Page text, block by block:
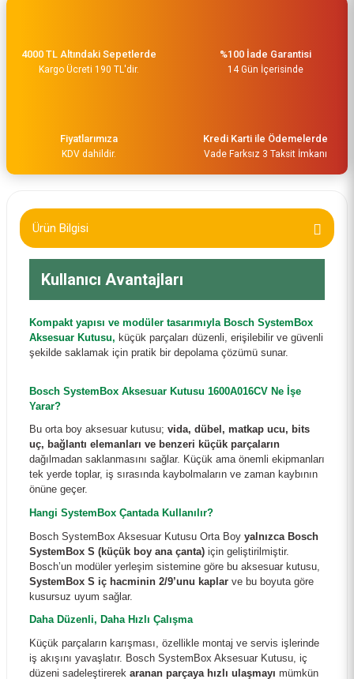
4000 TL Altındaki Sepetlerde
Kargo Ücreti 190 TL'dir.
%100 İade Garantisi
14 Gün İçerisinde
Fiyatlarımıza
KDV dahildir.
Kredi Karti ile Ödemelerde
Vade Farksız 3 Taksit İmkanı
Ürün Bilgisi
Kullanıcı Avantajları
Kompakt yapısı ve modüler tasarımıyla Bosch SystemBox
Aksesuar Kutusu, küçük parçaları düzenli, erişilebilir ve güvenli
şekilde saklamak için pratik bir depolama çözümü sunar.
Bosch SystemBox Aksesuar Kutusu 1600A016CV Ne İşe
Yarar?
Bu orta boy aksesuar kutusu; vida, dübel, matkap ucu, bits
uç, bağlantı elemanları ve benzeri küçük parçaların
dağılmadan saklanmasını sağlar. Küçük ama önemli ekipmanları
tek yerde toplar, iş sırasında kaybolmaların ve zaman kaybının
önüne geçer.
Hangi SystemBox Çantada Kullanılır?
Bosch SystemBox Aksesuar Kutusu Orta Boy yalnızca Bosch
SystemBox S (küçük boy ana çanta) için geliştirilmiştir.
Bosch’un modüler yerleşim sistemine göre bu aksesuar kutusu,
SystemBox S iç hacminin 2/9’unu kaplar ve bu boyuta göre
kusursuz uyum sağlar.
Daha Düzenli, Daha Hızlı Çalışma
Küçük parçaların karışması, özellikle montaj ve servis işlerinde
iş akışını yavaşlatır. Bosch SystemBox Aksesuar Kutusu, iç
düzeni sadeleştirerek aranan parçaya hızlı ulaşmayı mümkün